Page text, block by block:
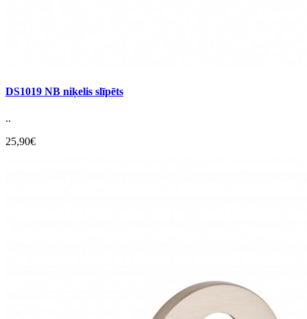
DS1019 NB niķelis slīpēts
..
25,90€